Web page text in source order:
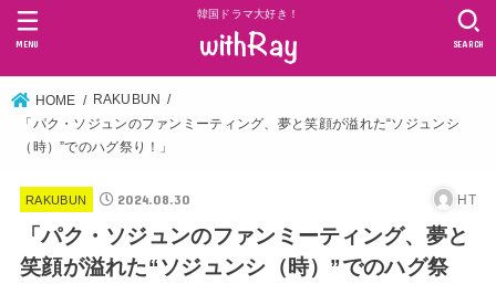
韓国ドラマ大好き！
SEARCH
MENU
HOME
RAKUBUN
「パク・ソジュンのファンミーティング、夢と笑顔が溢れた“ソジュンシ
（時）”でのハグ祭り！」
RAKUBUN 2024.08.30 HT
「パク・ソジュンのファンミーティング、夢と
笑顔が溢れた“ソジュンシ（時）”でのハグ祭